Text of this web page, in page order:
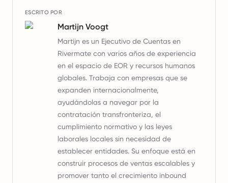
ESCRITO POR
Martijn Voogt
Martijn es un Ejecutivo de Cuentas en
Rivermate con varios años de experiencia
en el espacio de EOR y recursos humanos
globales. Trabaja con empresas que se
expanden internacionalmente,
ayudándolas a navegar por la
contratación transfronteriza, el
cumplimiento normativo y las leyes
laborales locales sin necesidad de
establecer entidades. Su enfoque está en
construir procesos de ventas escalables y
promover tanto el crecimiento inbound